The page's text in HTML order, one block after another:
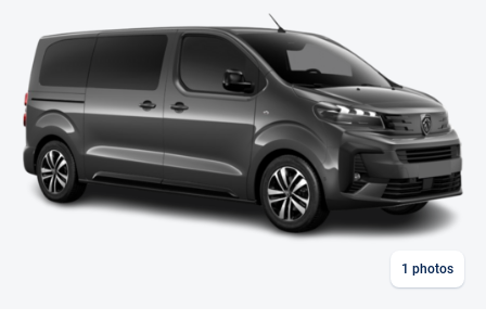
1 photos